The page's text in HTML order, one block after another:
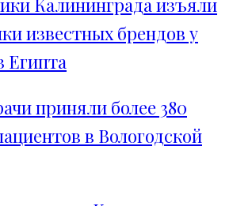
Калининграда изъяли
известных брендов у
Египта
приняли более 380
в Вологодской